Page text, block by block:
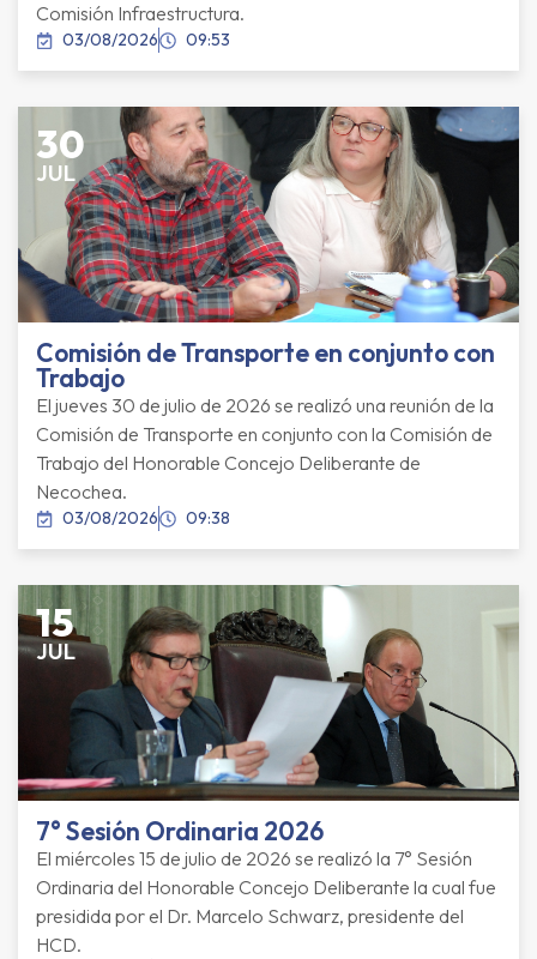
Comisión Infraestructura.
03/08/2026 09:53
30
JUL
Comisión de Transporte en conjunto con
Trabajo
El jueves 30 de julio de 2026 se realizó una reunión de la
Comisión de Transporte en conjunto con la Comisión de
Trabajo del Honorable Concejo Deliberante de
Necochea.
03/08/2026 09:38
15
JUL
7° Sesión Ordinaria 2026
El miércoles 15 de julio de 2026 se realizó la 7° Sesión
Ordinaria del Honorable Concejo Deliberante la cual fue
presidida por el Dr. Marcelo Schwarz, presidente del
HCD.